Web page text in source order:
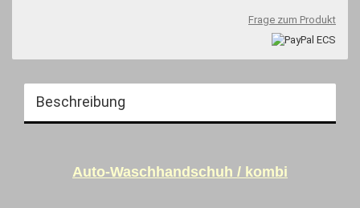
Frage zum Produkt
Beschreibung
Auto-Waschhandschuh / kombi